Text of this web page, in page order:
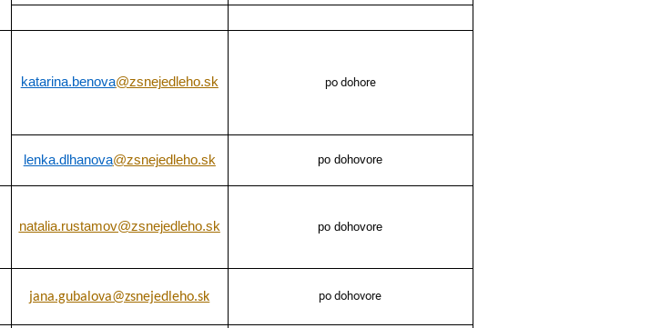
katarina.benova@zsnejedleho.sk po dohore
lenka.dlhanova@zsnejedleho.sk
po dohovore
natalia.rustamov@zsnejedleho.sk
po dohovore
jana.gubalova@zsnejedleho.sk po dohovore